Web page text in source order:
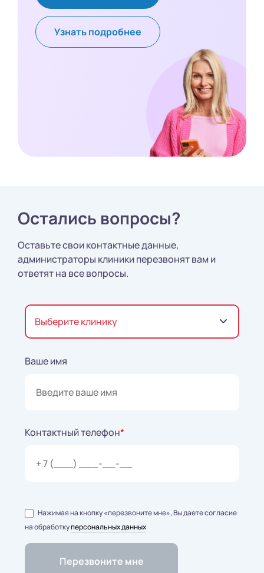
Узнать подробнее
Остались вопросы?
Оставьте свои контактные данные,
администраторы клиники перезвонят вам и
ответят на все вопросы.
Выберите клинику
Ваше имя
Контактный телефон*
Нажимая на кнопку «перезвоните мне», Вы даете согласие
на обработкуперсональных данных